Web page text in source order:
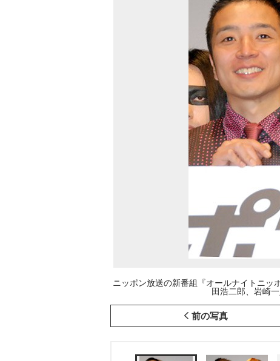
ニッポン放送の新番組『オールナイトニッ
田浩二郎、岩崎
前の写真